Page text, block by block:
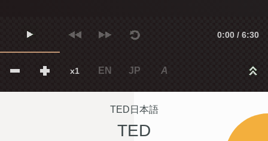
0:00 / 6:30
x1 EN JP A
TED日本語
TED